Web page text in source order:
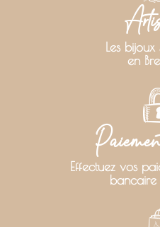
Les
en
Effectuez vos